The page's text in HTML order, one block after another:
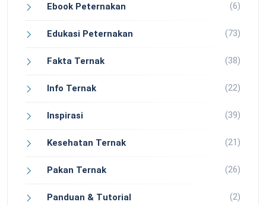
Ebook Peternakan (6)
Edukasi Peternakan (73)
Fakta Ternak (38)
Info Ternak (22)
Inspirasi (39)
Kesehatan Ternak (21)
Pakan Ternak (26)
Panduan & Tutorial (2)